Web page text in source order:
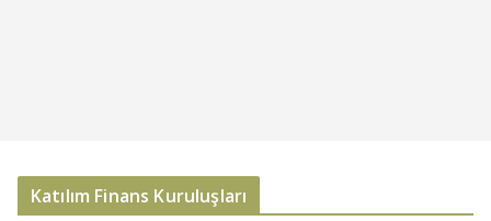
Katılım Finans Kuruluşları